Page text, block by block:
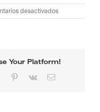
desactivadosen
Americano3
Your Platform!
Tumblr Pinterest
Vk Email